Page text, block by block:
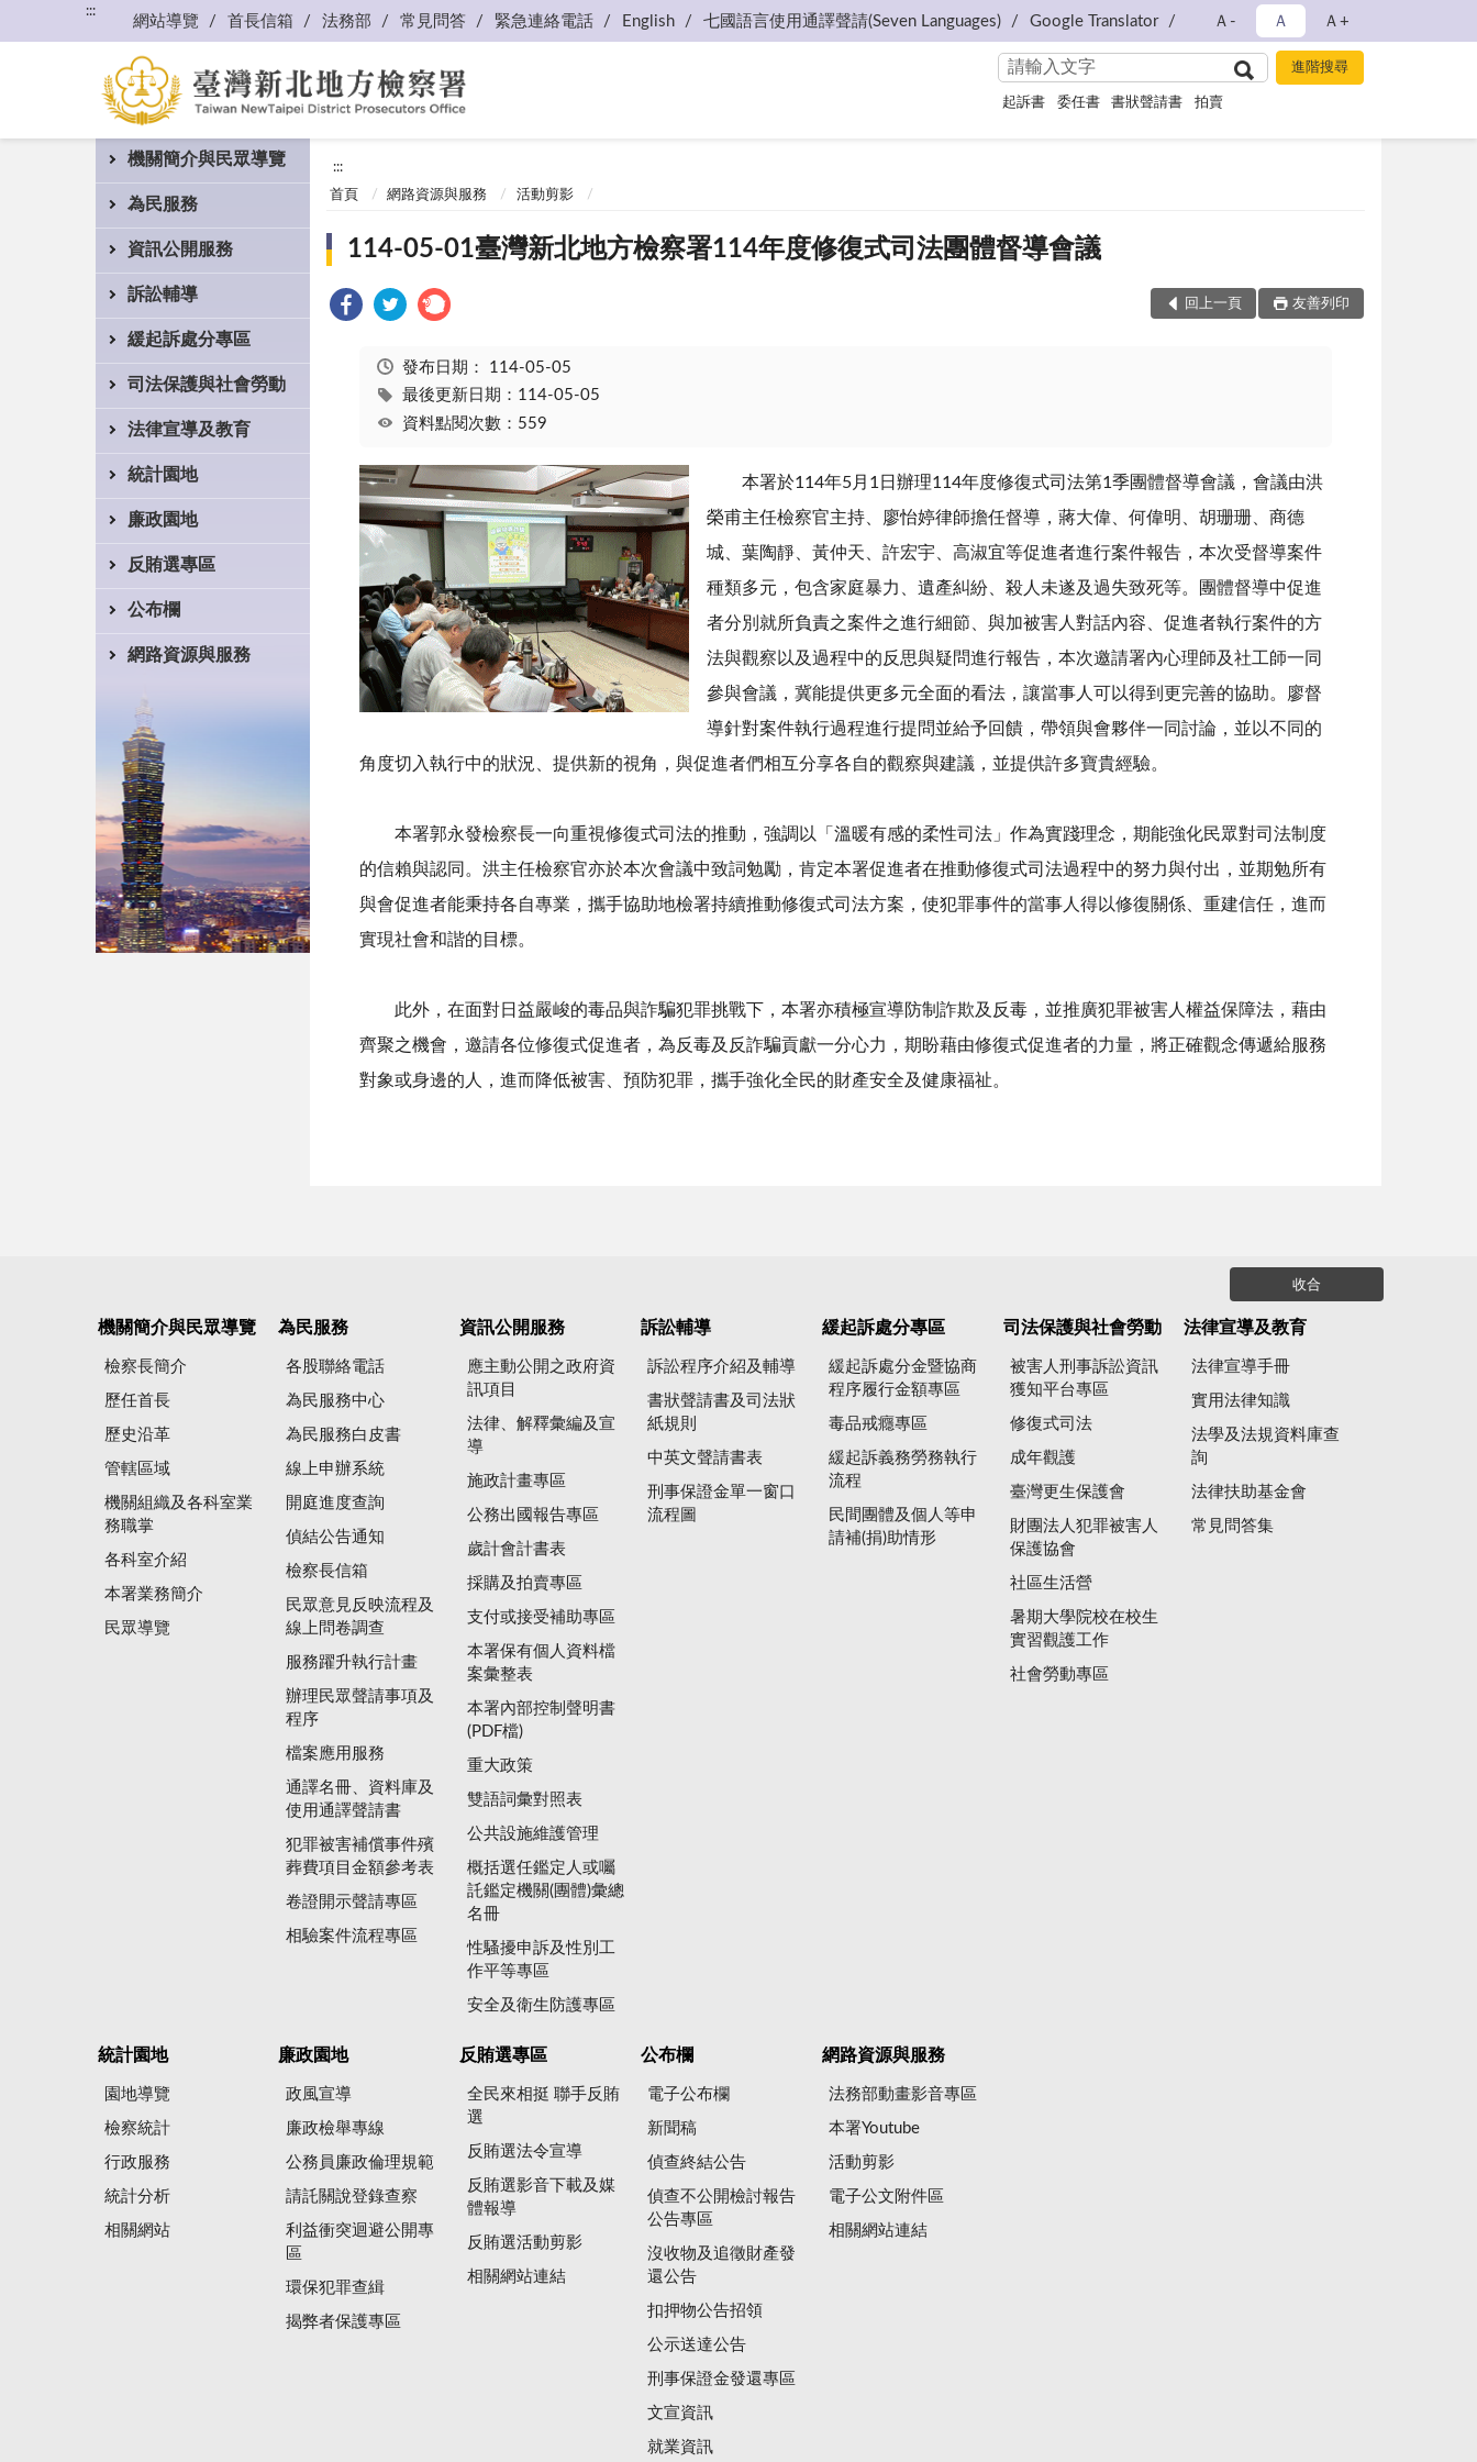
:::
網站導覽 首長信箱 法務部 常見問答 緊急連絡電話 English 七國語言使用通譯聲請(Seven Languages) Google Translator Ａ- Ａ Ａ+
起訴書 委任書 書狀聲請書 拍賣
機關簡介與民眾導覽
為民服務
資訊公開服務
訴訟輔導
緩起訴處分專區
司法保護與社會勞動
法律宣導及教育
統計園地
廉政園地
反賄選專區
公布欄
網路資源與服務
:::
首頁 網路資源與服務 活動剪影
114-05-01臺灣新北地方檢察署114年度修復式司法團體督導會議
回上一頁 友善列印
發布日期： 114-05-05
最後更新日期：114-05-05
資料點閱次數：559
本署於114年5月 1日辦理114年度修復式司法第1季團體督導會議，會議由洪
榮甫主任檢察官主持、廖怡婷律師擔任督導，蔣大偉、何偉明、胡珊珊、商德
城、葉陶靜、黃仲天、許宏宇、高淑宜等促進者進行案件報告，本次受督導案件
種類多元，包含家庭暴力、遺產糾紛、殺人未遂及過失致死等。團體督導中促進
者分別就所負責之案件之進行細節、與加被害人對話內容、促進者執行案件的方
法與觀察以及過程中的反思與疑問進行報告，本次邀請署內心理師及社工師一同
參與會議，冀能提供更多元全面的看法，讓當事人可以得到更完善的協助。廖督
導針對案件執行過程進行提問並給予回饋，帶領與會夥伴一同討論，並以不同的
角度切入執行中的狀況、提供新的視角，與促進者們相互分享各自的觀察與建議，並提供許多寶貴經驗。
本署郭永發檢察長一向重視修復式司法的推動，強調以「溫暖有感的柔性司法」作為實踐理念，期能強化民眾對司法制度
的信賴與認同。洪主任檢察官亦於本次會議中致詞勉勵，肯定本署促進者在推動修復式司法過程中的努力與付出，並期勉所有
與會促進者能秉持各自專業，攜手協助地檢署持續推動修復式司法方案，使犯罪事件的當事人得以修復關係、重建信任，進而
實現社會和諧的目標。
此外，在面對日益嚴峻的毒品與詐騙犯罪挑戰下，本署亦積極宣導防制詐欺及反毒，並推廣犯罪被害人權益保障法，藉由
齊聚之機會，邀請各位修復式促進者，為反毒及反詐騙貢獻一分心力，期盼藉由修復式促進者的力量，將正確觀念傳遞給服務
對象或身邊的人，進而降低被害、預防犯罪，攜手強化全民的財產安全及健康福祉。
收合
機關簡介與民眾導覽
檢察長簡介
歷任首長
歷史沿革
管轄區域
機關組織及各科室業
務職掌
各科室介紹
本署業務簡介
民眾導覽
為民服務
各股聯絡電話
為民服務中心
為民服務白皮書
線上申辦系統
開庭進度查詢
偵結公告通知
檢察長信箱
民眾意見反映流程及
線上問卷調查
服務躍升執行計畫
辦理民眾聲請事項及
程序
檔案應用服務
通譯名冊、資料庫及
使用通譯聲請書
犯罪被害補償事件殯
葬費項目金額參考表
卷證開示聲請專區
相驗案件流程專區
資訊公開服務
應主動公開之政府資
訊項目
法律、解釋彙編及宣
導
施政計畫專區
公務出國報告專區
歲計會計書表
採購及拍賣專區
支付或接受補助專區
本署保有個人資料檔
案彙整表
本署內部控制聲明書
(PDF檔)
重大政策
雙語詞彙對照表
公共設施維護管理
概括選任鑑定人或囑
託鑑定機關(團體)彙總
名冊
性騷擾申訴及性別工
作平等專區
安全及衛生防護專區
訴訟輔導
訴訟程序介紹及輔導
書狀聲請書及司法狀
紙規則
中英文聲請書表
刑事保證金單一窗口
流程圖
緩起訴處分專區
緩起訴處分金暨協商
程序履行金額專區
毒品戒癮專區
緩起訴義務勞務執行
流程
民間團體及個人等申
請補(捐)助情形
司法保護與社會勞動
被害人刑事訴訟資訊
獲知平台專區
修復式司法
成年觀護
臺灣更生保護會
財團法人犯罪被害人
保護協會
社區生活營
暑期大學院校在校生
實習觀護工作
社會勞動專區
法律宣導及教育
法律宣導手冊
實用法律知識
法學及法規資料庫查
詢
法律扶助基金會
常見問答集
統計園地
園地導覽
檢察統計
行政服務
統計分析
相關網站
廉政園地
政風宣導
廉政檢舉專線
公務員廉政倫理規範
請託關說登錄查察
利益衝突迴避公開專
區
環保犯罪查緝
揭弊者保護專區
反賄選專區
全民來相挺 聯手反賄
選
反賄選法令宣導
反賄選影音下載及媒
體報導
反賄選活動剪影
相關網站連結
公布欄
電子公布欄
新聞稿
偵查終結公告
偵查不公開檢討報告
公告專區
沒收物及追徵財產發
還公告
扣押物公告招領
公示送達公告
刑事保證金發還專區
文宣資訊
就業資訊
網路資源與服務
法務部動畫影音專區
本署Youtube
活動剪影
電子公文附件區
相關網站連結